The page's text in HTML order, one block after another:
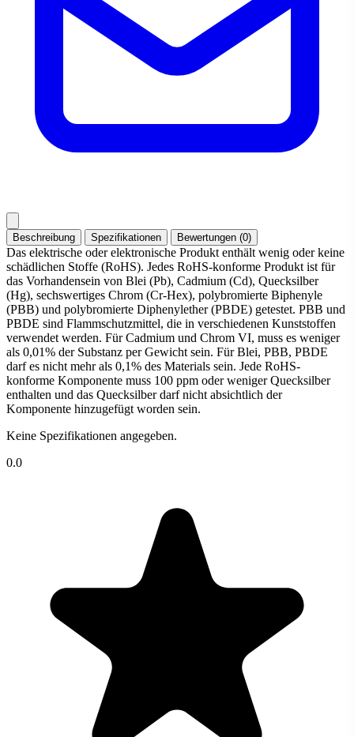
Beschreibung Spezifikationen Bewertungen (0)
Das elektrische oder elektronische Produkt enthält wenig oder keine
schädlichen Stoffe (RoHS). Jedes RoHS-konforme Produkt ist für
das Vorhandensein von Blei (Pb), Cadmium (Cd), Quecksilber
(Hg), sechswertiges Chrom (Cr-Hex), polybromierte Biphenyle
(PBB) und polybromierte Diphenylether (PBDE) getestet. PBB und
PBDE sind Flammschutzmittel, die in verschiedenen Kunststoffen
verwendet werden. Für Cadmium und Chrom VI, muss es weniger
als 0,01% der Substanz per Gewicht sein. Für Blei, PBB, PBDE
darf es nicht mehr als 0,1% des Materials sein. Jede RoHS-
konforme Komponente muss 100 ppm oder weniger Quecksilber
enthalten und das Quecksilber darf nicht absichtlich der
Komponente hinzugefügt worden sein.
Keine Spezifikationen angegeben.
0.0